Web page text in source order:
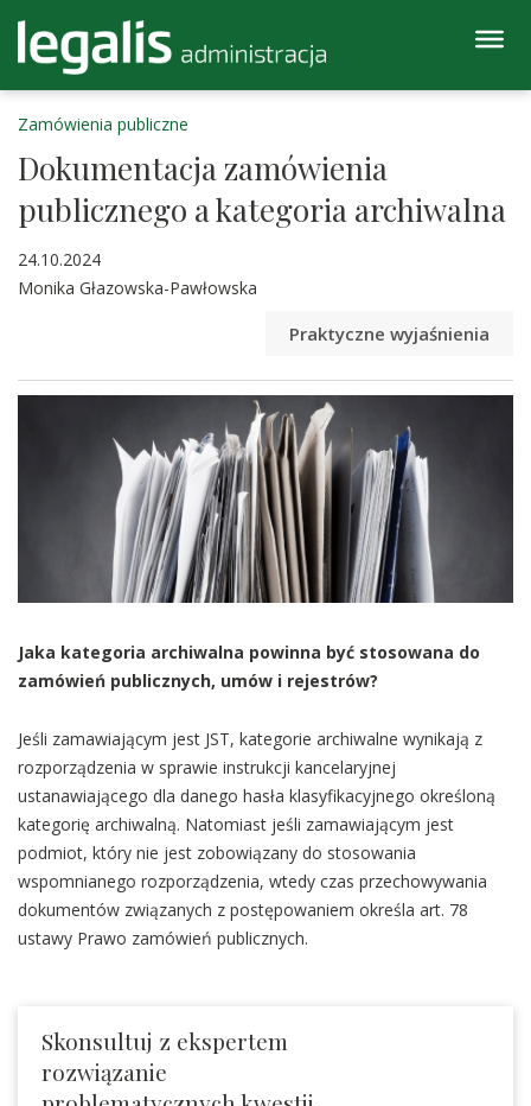
Zamówienia publiczne
Dokumentacja zamówienia
publicznego a kategoria archiwalna
24.10.2024
Monika Głazowska-Pawłowska
Praktyczne wyjaśnienia
Jaka kategoria archiwalna powinna być stosowana do
zamówień publicznych, umów i rejestrów?
Jeśli zamawiającym jest JST, kategorie archiwalne wynikają z
rozporządzenia w sprawie instrukcji kancelaryjnej
ustanawiającego dla danego hasła klasyfikacyjnego określoną
kategorię archiwalną. Natomiast jeśli zamawiającym jest
podmiot, który nie jest zobowiązany do stosowania
wspomnianego rozporządzenia, wtedy czas przechowywania
dokumentów związanych z postępowaniem określa art. 78
ustawy Prawo zamówień publicznych.
Skonsultuj z ekspertem
rozwiązanie